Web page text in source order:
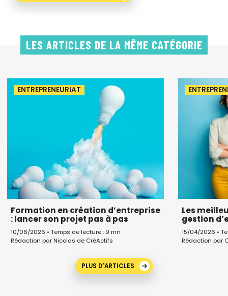
LES ARTICLES DE LA MÊME CATÉGORIE
ENTREPRENEURIAT
Formation en création d’entreprise
: lancer son projet pas à pas
10/06/2026 • Temps de lecture : 9 mn
Rédaction par Nicolas de CréActifs
Les
gestion
15/04/2026 •
Rédaction par
PLUS D'ARTICLES